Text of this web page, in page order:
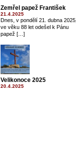
Zemřel papež František
21.4.2025
Dnes, v pondělí 21. dubna 2025,
ve věku 88 let odešel k Pánu
papež […]
Velikonoce 2025
20.4.2025